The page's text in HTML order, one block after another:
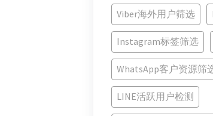
Viber海外用户筛选
Instagram标签筛选
WhatsApp客户资源筛
LINE活跃用户检测